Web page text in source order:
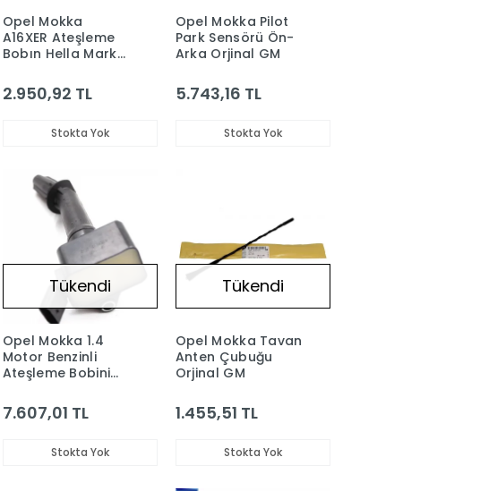
Opel Mokka
A16XER Ateşleme
Bobın Hella Marka
2.950,92 TL
Stokta Yok
Opel Mokka Pilot
Park Sensörü Ön-
Arka Orjinal GM
5.743,16 TL
Stokta Yok
Tükendi
Opel Mokka 1.4
Motor Benzinli
Ateşleme Bobini
7.607,01 TL
Stokta Yok
Tükendi
Opel Mokka Tavan
Anten Çubuğu
Orjinal GM
1.455,51 TL
Stokta Yok